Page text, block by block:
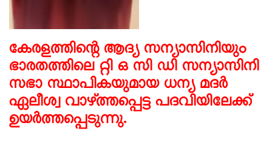
കേരളത്തിൻ്റെ ആദ്യ സന്യാസിനിയും
ഭാരതത്തിലെ റ്റി ഒ സി ഡി സന്യാസിനി
സഭാ സ്ഥാപികയുമായ ധന്യ മദർ
ഏലീശ്വ വാഴ്ത്തപ്പെട്ട പദവിയിലേക്ക്
ഉയർത്തപ്പെടുന്നു.